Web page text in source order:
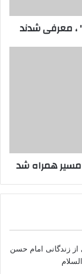
" ، معرفی شدند
مسیر همراه شد